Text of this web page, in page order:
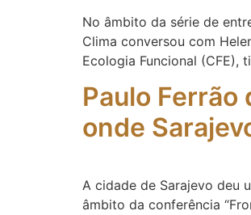
No âmbito da série de
Clima conversou com
Ecologia Funcional (CFE),
Paulo
onde
A cidade de Sarajevo deu
âmbito da conferência